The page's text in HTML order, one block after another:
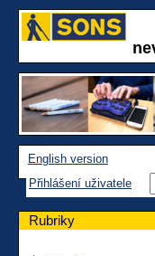
English version
Přihlášení uživatele
Rubriky